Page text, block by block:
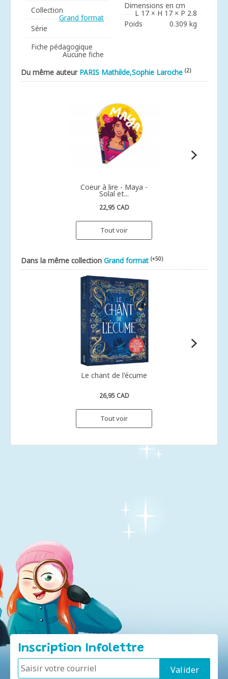
Collection
Grand format
Série
Fiche pédagogique
Aucune fiche
Dimensions en cm
L 17 × H 17 × P 2.8
Poids
0.309 kg
Du même auteur PARIS Mathilde,Sophie Laroche (2)
Coeur à lire - Maya -
Solal et...
22,95 CAD
Tout voir
Dans la même collection Grand format (+50)
Le chant de l'écume
26,95 CAD
Tout voir
Inscription Infolettre